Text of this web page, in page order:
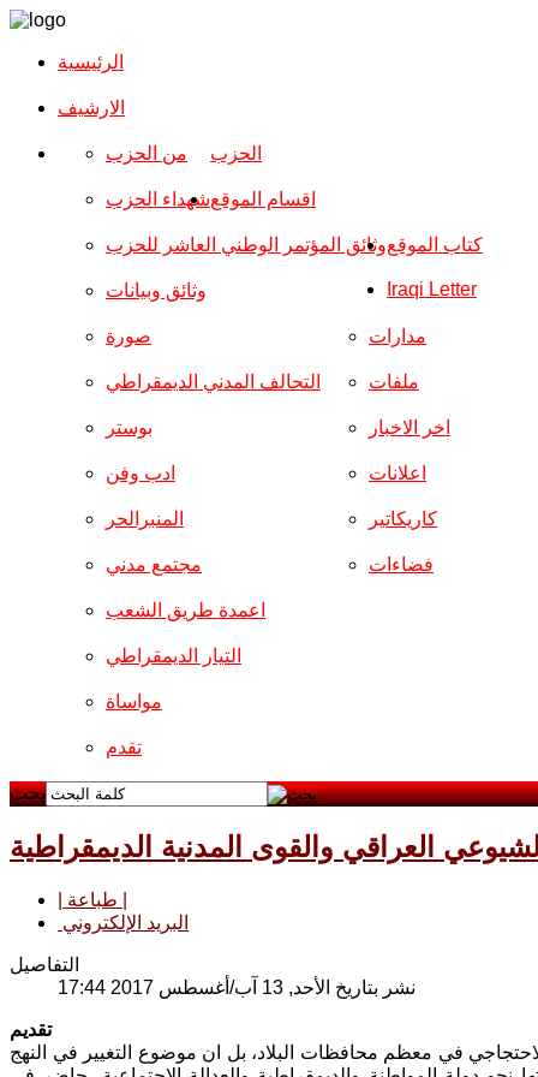
الرئيسية
الارشیف
الحزب من الحزب
شهداء الحزب
وثائق المؤتمر الوطني العاشر للحزب
وثائق وبيانات
اقسام الموقع
صورة
التحالف المدني الديمقراطي
بوستر
ادب وفن
المنبرالحر
مجتمع مدني
مدارات
ملفات
اخر الاخبار
اعلانات
كاريكاتير
فضاءات
اعمدة طريق الشعب
التيار الديمقراطي
مواساة
تقدم
كتاب الموقع
Iraqi Letter
بحث
العراقي والقوى المدنية الديمقراطية
البريد الإلكتروني
التفاصيل
نشر بتاريخ الأحد, 13 آب/أغسطس 2017 17:44
تقديم
في معظم محافظات البلاد، بل ان موضوع التغيير في النهج